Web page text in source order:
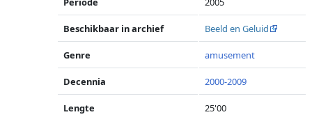
Beschikbaar in archief Beeld en Geluid
Genre amusement
Decennia 2000-2009
Lengte 25'00